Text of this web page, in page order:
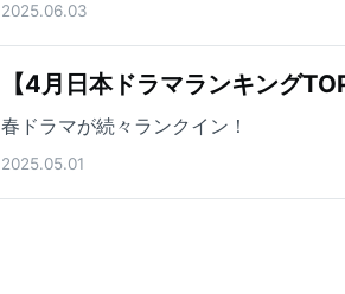
2025.06.03
【4月日本ドラマランキング
春ドラマが続々ランクイン！
2025.05.01